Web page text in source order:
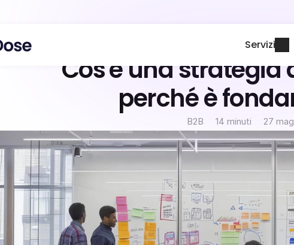
Servizi
Cos'è una strategia
perché è
B2B 14 minuti 27